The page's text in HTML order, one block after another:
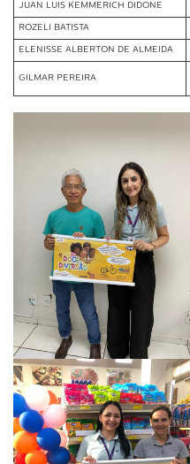
JUAN LUIS KEMMERICH DIDONE
ROZELI BATISTA
ELENISSE ALBERTON DE ALMEIDA
GILMAR PEREIRA